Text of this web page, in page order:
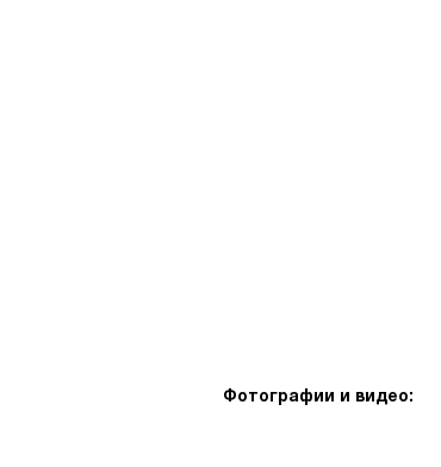
Фотографии и видео: